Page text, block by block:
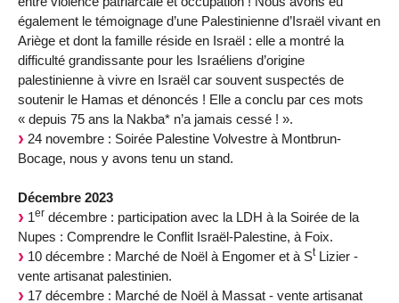
également le témoignage d’une Palestinienne d’Israël vivant en
Ariège et dont la famille réside en Israël : elle a montré la
difficulté grandissante pour les Israéliens d’origine
palestinienne à vivre en Israël car souvent suspectés de
soutenir le Hamas et dénoncés ! Elle a conclu par ces mots
« depuis 75 ans la Nakba* n’a jamais cessé ! ».
24 novembre : Soirée Palestine Volvestre à Montbrun-
Bocage, nous y avons tenu un stand.
Décembre 2023
1er décembre : participation avec la LDH à la Soirée de la
Nupes : Comprendre le Conflit Israël-Palestine, à Foix.
10 décembre : Marché de Noël à Engomer et à StLizier -
vente artisanat palestinien.
17 décembre : Marché de Noël à Massat - vente artisanat